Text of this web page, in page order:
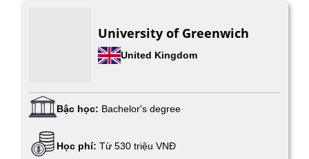
University of Greenwich
United Kingdom
Bậc học: Bachelor's degree
Học phí: Từ 530 triệu VNĐ